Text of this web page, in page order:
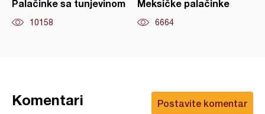
Palačinke sa tunjevinom
10158
Meksičke palačinke
6664
Postavite komentar
Komentari